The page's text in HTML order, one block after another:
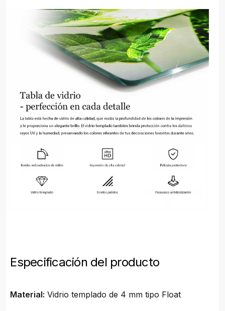
Especificación del producto
Material: Vidrio templado de 4 mm tipo Float